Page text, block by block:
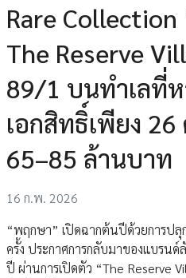
Rare
The Reserve
89/1 บนทำเลที่
เอกสิทธิ์เพียง 26
65–85 ล้านบาท
16 ก.พ. 2026
“พฤกษา” เปิดฉากต้นปีด้วยการปลุ
ครั้ง ประกาศการกลับมาของแบรนด์
ปี ผ่านการเปิดตัว “The Reserve